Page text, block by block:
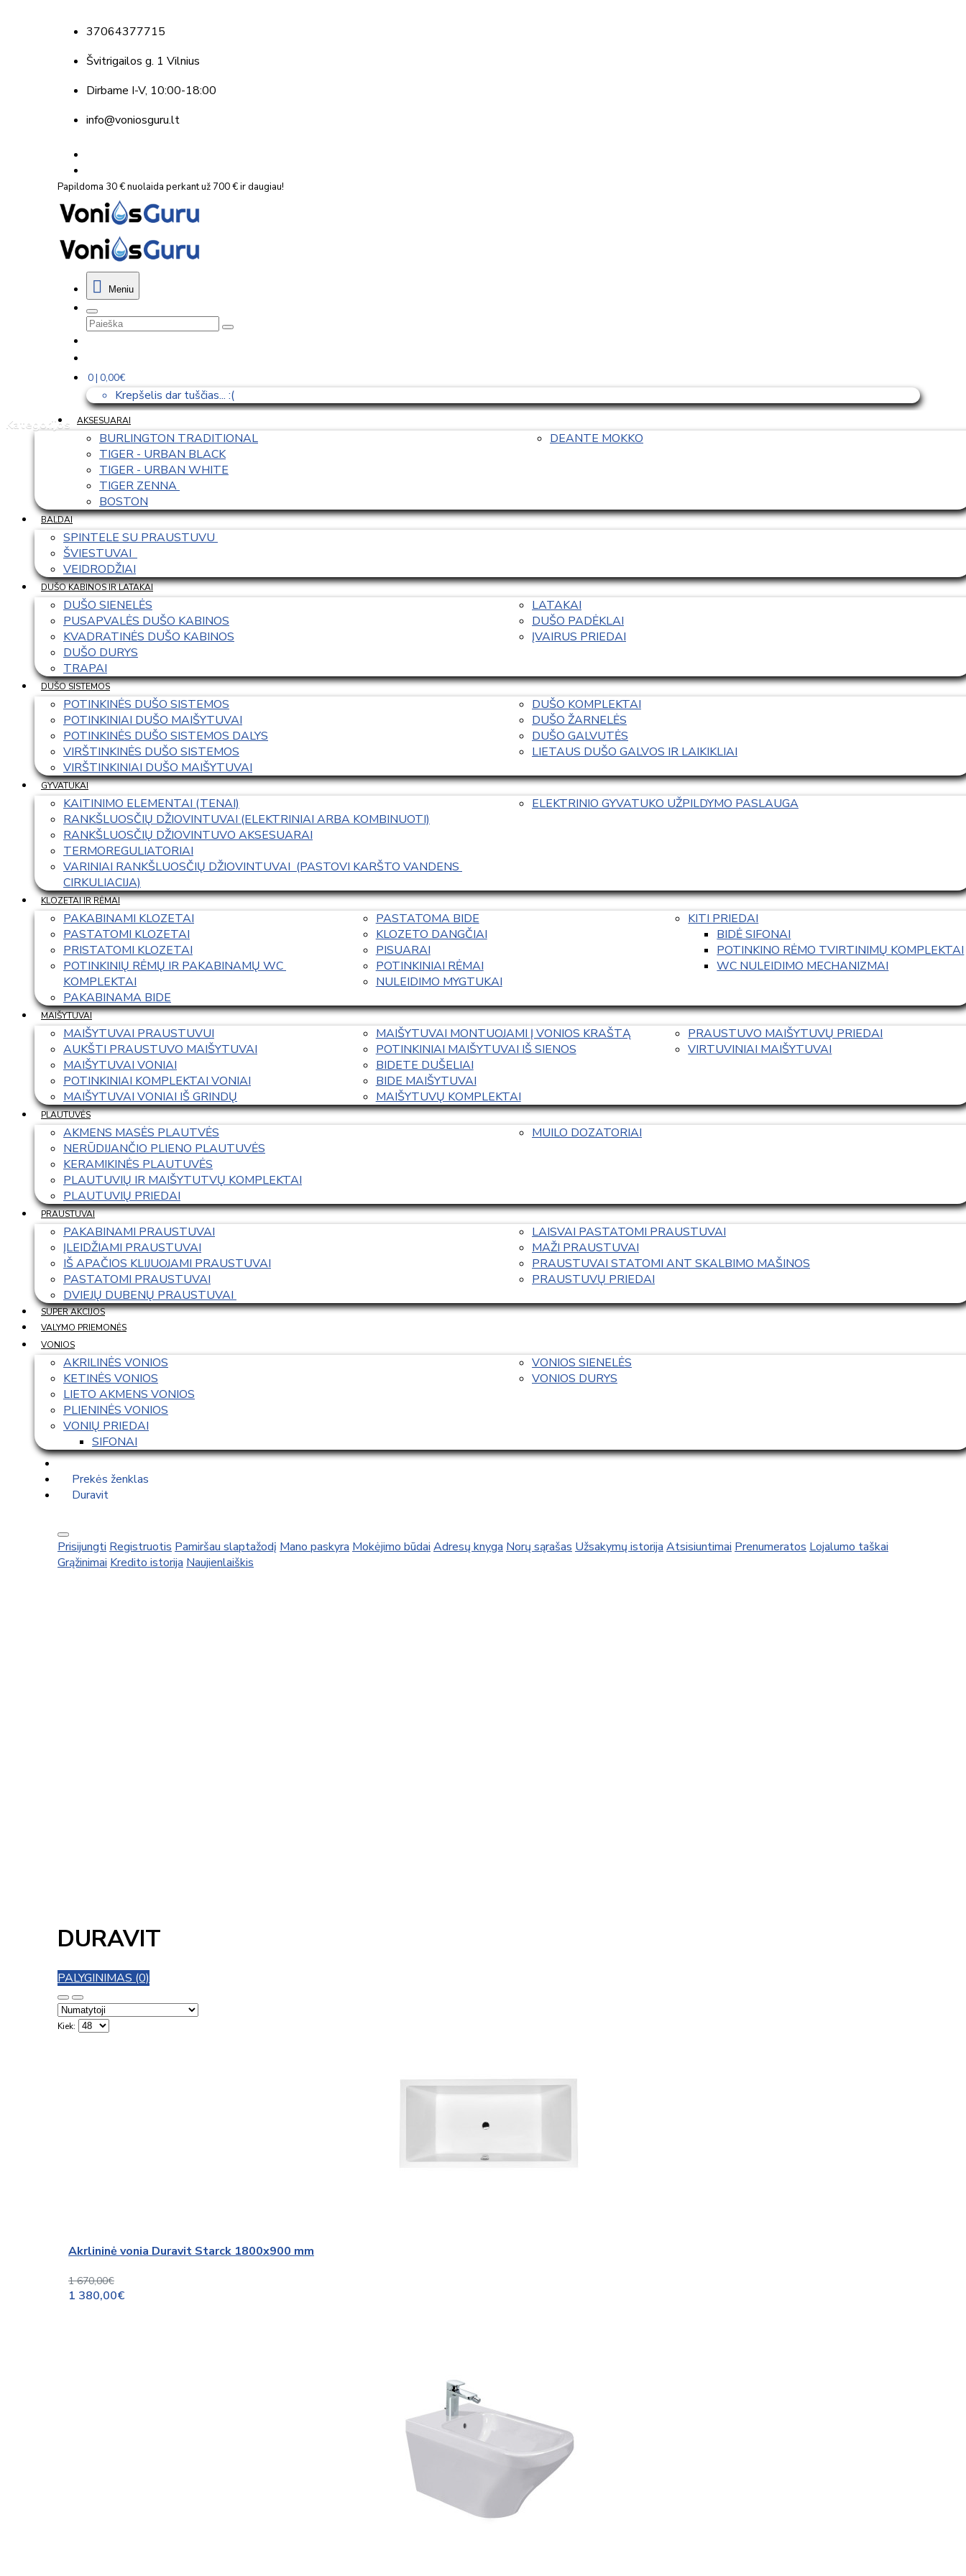
37064377715
Švitrigailos g. 1 Vilnius
Dirbame I-V, 10:00-18:00
info@voniosguru.lt
Papildoma 30 € nuolaida perkant už 700 € ir daugiau!
Meniu
0 | 0,00€
Krepšelis dar tuščias... :(
Kategorijos
AKSESUARAI
BURLINGTON TRADITIONAL
TIGER - URBAN BLACK
TIGER - URBAN WHITE
TIGER ZENNA
BOSTON
DEANTE MOKKO
BALDAI
SPINTELE SU PRAUSTUVU
ŠVIESTUVAI
VEIDRODŽIAI
DUŠO KABINOS IR LATAKAI
DUŠO SIENELĖS
PUSAPVALĖS DUŠO KABINOS
KVADRATINĖS DUŠO KABINOS
DUŠO DURYS
TRAPAI
LATAKAI
DUŠO PADĖKLAI
ĮVAIRUS PRIEDAI
DUŠO SISTEMOS
POTINKINĖS DUŠO SISTEMOS
POTINKINIAI DUŠO MAIŠYTUVAI
POTINKINĖS DUŠO SISTEMOS DALYS
VIRŠTINKINĖS DUŠO SISTEMOS
VIRŠTINKINIAI DUŠO MAIŠYTUVAI
DUŠO KOMPLEKTAI
DUŠO ŽARNELĖS
DUŠO GALVUTĖS
LIETAUS DUŠO GALVOS IR LAIKIKLIAI
GYVATUKAI
KAITINIMO ELEMENTAI (TENAI)
RANKŠLUOSČIŲ DŽIOVINTUVAI (ELEKTRINIAI ARBA KOMBINUOTI)
RANKŠLUOSČIŲ DŽIOVINTUVO AKSESUARAI
TERMOREGULIATORIAI
VARINIAI RANKŠLUOSČIŲ DŽIOVINTUVAI  (PASTOVI KARŠTO VANDENS
CIRKULIACIJA)
ELEKTRINIO GYVATUKO UŽPILDYMO PASLAUGA
KLOZETAI IR RĖMAI
PAKABINAMI KLOZETAI
PASTATOMI KLOZETAI
PRISTATOMI KLOZETAI
POTINKINIŲ RĖMŲ IR PAKABINAMŲ WC
KOMPLEKTAI
PAKABINAMA BIDE
PASTATOMA BIDE
KLOZETO DANGČIAI
PISUARAI
POTINKINIAI RĖMAI
NULEIDIMO MYGTUKAI
KITI PRIEDAI
BIDĖ SIFONAI
POTINKINO RĖMO TVIRTINIMŲ KOMPLEKTAI
WC NULEIDIMO MECHANIZMAI
MAIŠYTUVAI
MAIŠYTUVAI PRAUSTUVUI
AUKŠTI PRAUSTUVO MAIŠYTUVAI
MAIŠYTUVAI VONIAI
POTINKINIAI KOMPLEKTAI VONIAI
MAIŠYTUVAI VONIAI IŠ GRINDŲ
MAIŠYTUVAI MONTUOJAMI Į VONIOS KRAŠTĄ
POTINKINIAI MAIŠYTUVAI IŠ SIENOS
BIDETE DUŠELIAI
BIDE MAIŠYTUVAI
MAIŠYTUVŲ KOMPLEKTAI
PRAUSTUVO MAIŠYTUVŲ PRIEDAI
VIRTUVINIAI MAIŠYTUVAI
PLAUTUVĖS
AKMENS MASĖS PLAUTVĖS
NERŪDIJANČIO PLIENO PLAUTUVĖS
KERAMIKINĖS PLAUTUVĖS
PLAUTUVIŲ IR MAIŠYTUTVŲ KOMPLEKTAI
PLAUTUVIŲ PRIEDAI
MUILO DOZATORIAI
PRAUSTUVAI
PAKABINAMI PRAUSTUVAI
ĮLEIDŽIAMI PRAUSTUVAI
IŠ APAČIOS KLIJUOJAMI PRAUSTUVAI
PASTATOMI PRAUSTUVAI
DVIEJŲ DUBENŲ PRAUSTUVAI
LAISVAI PASTATOMI PRAUSTUVAI
MAŽI PRAUSTUVAI
PRAUSTUVAI STATOMI ANT SKALBIMO MAŠINOS
PRAUSTUVŲ PRIEDAI
SUPER AKCIJOS
VALYMO PRIEMONĖS
VONIOS
AKRILINĖS VONIOS
KETINĖS VONIOS
LIETO AKMENS VONIOS
PLIENINĖS VONIOS
VONIŲ PRIEDAI
SIFONAI
VONIOS SIENELĖS
VONIOS DURYS
Prekės ženklas
Duravit
Prisijungti Registruotis Pamiršau slaptažodį Mano paskyra Mokėjimo būdai Adresų knyga Norų sąrašas Užsakymų istorija Atsisiuntimai Prenumeratos Lojalumo taškai
Grąžinimai Kredito istorija Naujienlaiškis
DURAVIT
PALYGINIMAS (0)
Kiek:
Akrlininė vonia Duravit Starck 1800x900 mm
1 670,00€
1 380,00€